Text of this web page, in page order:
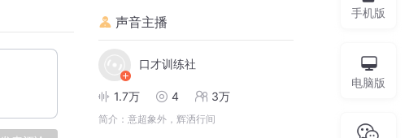
声音主播
口才训练社
1.7万 4 3万
简介： 意超象外，辉洒行间
手机版
电脑版